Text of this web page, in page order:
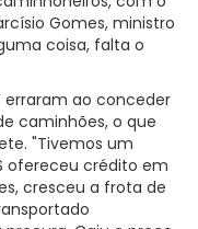
Gomes, ministro
coisa, falta o
erraram ao conceder
caminhões, o que
"Tivemos um
ofereceu crédito em
cresceu a frota de